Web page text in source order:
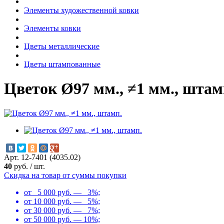
Элементы художественной ковки
Элементы ковки
Цветы металлические
Цветы штампованные
Цветок Ø97 мм., ≠1 мм.,
Арт. 12-7401 (4035.02)
40 руб. /шт.
Скидка на товар от суммы покупки
от 5 000 руб. — 3%;
от 10 000 руб. — 5%;
от 30 000 руб. — 7%;
от 50 000 руб. — 10%;